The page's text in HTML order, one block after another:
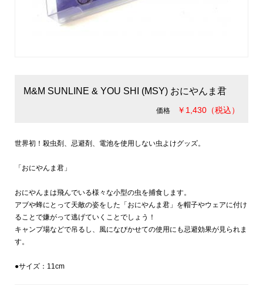
M&M SUNLINE & YOU SHI (MSY) おにやんま君
価格 ￥1,430（税込）
世界初！殺虫剤、忌避剤、電池を使用しない虫よけグッズ。
「おにやんま君」
おにやんまは飛んでいる様々な小型の虫を捕食します。
アブや蜂にとって天敵の姿をした「おにやんま君」を帽子やウェアに付け
ることで嫌がって逃げていくことでしょう！
キャンプ場などで吊るし、風になびかせての使用にも忌避効果が見られま
す。
●サイズ：11cm